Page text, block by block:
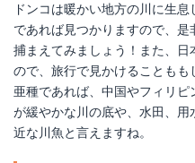
ドンコは暖かい地方の川に生
であれば見つかりますので、
捕まえてみましょう！また、
ので、旅行で見かけることもも
亜種であれば、中国やフィリ
が緩やかな川の底や、水田、
近な川魚と言えますね。